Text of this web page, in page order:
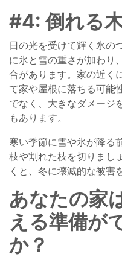
#4: 倒れる
日の光を受けて輝く氷の
に氷と雪の重さが加わり
合があります。家の近く
て家や屋根に落ちる可能
でなく、大きなダメージ
もあります。
寒い季節に雪や氷が降る
枝や割れた枝を切りまし
くと、冬に壊滅的な被害
あなたの家
える準備が
か？